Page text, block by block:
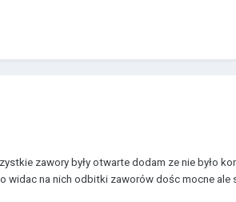
zawory były otwarte dodam ze nie było
widac na nich odbitki zaworów dośc mocne